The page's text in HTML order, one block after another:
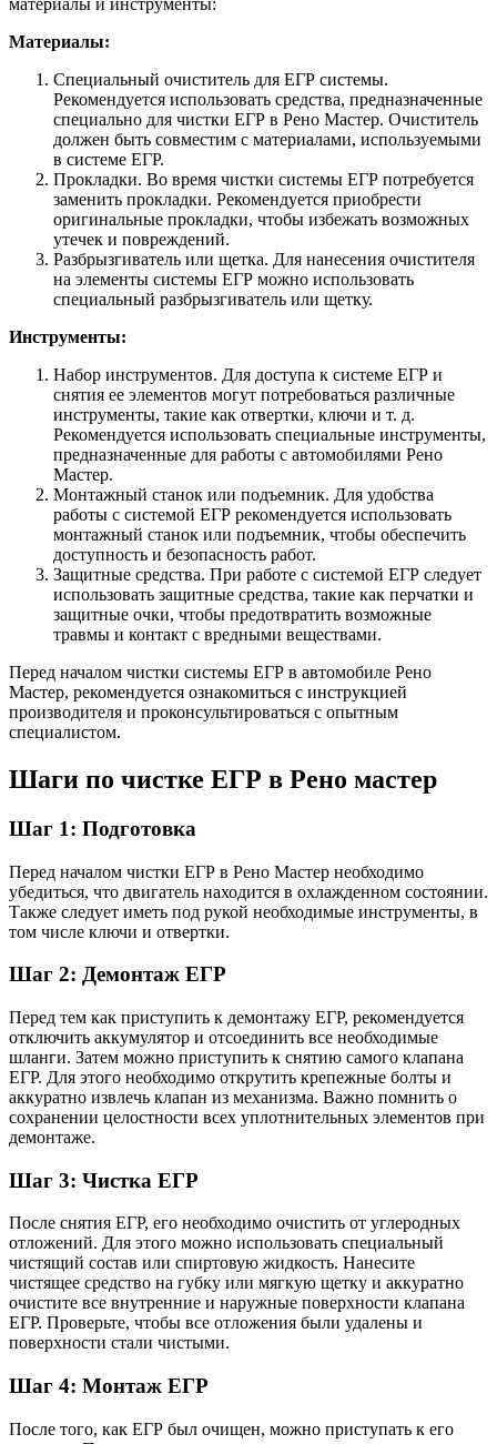
материалы и инструменты:
Материалы:
Специальный очиститель для ЕГР системы.
Рекомендуется использовать средства, предназначенные
специально для чистки ЕГР в Рено Мастер. Очиститель
должен быть совместим с материалами, используемыми
в системе ЕГР.
Прокладки. Во время чистки системы ЕГР потребуется
заменить прокладки. Рекомендуется приобрести
оригинальные прокладки, чтобы избежать возможных
утечек и повреждений.
Разбрызгиватель или щетка. Для нанесения очистителя
на элементы системы ЕГР можно использовать
специальный разбрызгиватель или щетку.
Инструменты:
Набор инструментов. Для доступа к системе ЕГР и
снятия ее элементов могут потребоваться различные
инструменты, такие как отвертки, ключи и т. д.
Рекомендуется использовать специальные инструменты,
предназначенные для работы с автомобилями Рено
Мастер.
Монтажный станок или подъемник. Для удобства
работы с системой ЕГР рекомендуется использовать
монтажный станок или подъемник, чтобы обеспечить
доступность и безопасность работ.
Защитные средства. При работе с системой ЕГР следует
использовать защитные средства, такие как перчатки и
защитные очки, чтобы предотвратить возможные
травмы и контакт с вредными веществами.
Перед началом чистки системы ЕГР в автомобиле Рено
Мастер, рекомендуется ознакомиться с инструкцией
производителя и проконсультироваться с опытным
специалистом.
Шаги по чистке ЕГР в Рено мастер
Шаг 1: Подготовка
Перед началом чистки ЕГР в Рено Мастер необходимо
убедиться, что двигатель находится в охлажденном состоянии.
Также следует иметь под рукой необходимые инструменты, в
том числе ключи и отвертки.
Шаг 2: Демонтаж ЕГР
Перед тем как приступить к демонтажу ЕГР, рекомендуется
отключить аккумулятор и отсоединить все необходимые
шланги. Затем можно приступить к снятию самого клапана
ЕГР. Для этого необходимо открутить крепежные болты и
аккуратно извлечь клапан из механизма. Важно помнить о
сохранении целостности всех уплотнительных элементов при
демонтаже.
Шаг 3: Чистка ЕГР
После снятия ЕГР, его необходимо очистить от углеродных
отложений. Для этого можно использовать специальный
чистящий состав или спиртовую жидкость. Нанесите
чистящее средство на губку или мягкую щетку и аккуратно
очистите все внутренние и наружные поверхности клапана
ЕГР. Проверьте, чтобы все отложения были удалены и
поверхности стали чистыми.
Шаг 4: Монтаж ЕГР
После того, как ЕГР был очищен, можно приступать к его